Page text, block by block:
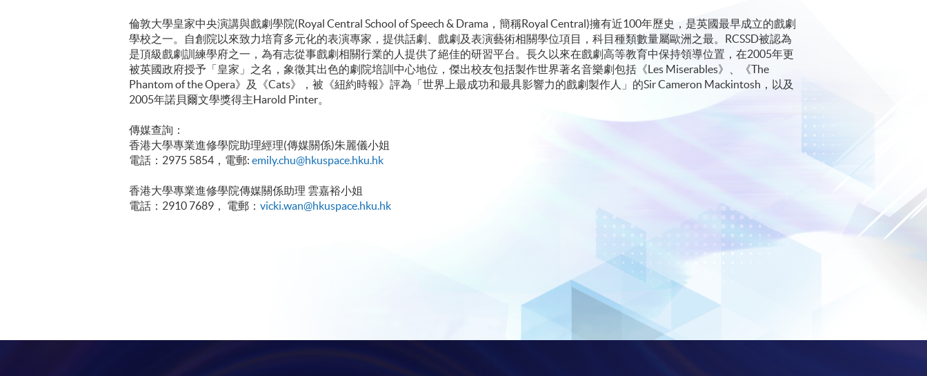
倫敦大學皇家中央演講與戲劇學院(Royal Central School of Speech & Drama，簡稱Royal Central)擁有近100年歷史，是英國最早成立的戲劇
學校之一。自創院以來致力培育多元化的表演專家，提供話劇、戲劇及表演藝術相關學位項目，科目種類數量屬歐洲之最。RCSSD被認為
是頂級戲劇訓練學府之一，為有志從事戲劇相關行業的人提供了絕佳的研習平台。長久以來在戲劇高等教育中保持領導位置，在2005年更
被英國政府授予「皇家」之名，象徵其出色的劇院培訓中心地位，傑出校友包括製作世界著名音樂劇包括《Les Miserables》、《The
Phantom of the Opera》及《Cats》，被《紐約時報》評為「世界上最成功和最具影響力的戲劇製作人」的Sir Cameron Mackintosh，以及
2005年諾貝爾文學獎得主Harold Pinter。
傳媒查詢：
香港大學專業進修學院助理經理(傳媒關係)朱麗儀小姐
電話：2975 5854，電郵: emily.chu@hkuspace.hku.hk
香港大學專業進修學院傳媒關係助理 雲嘉裕小姐
電話：2910 7689， 電郵： vicki.wan@hkuspace.hku.hk